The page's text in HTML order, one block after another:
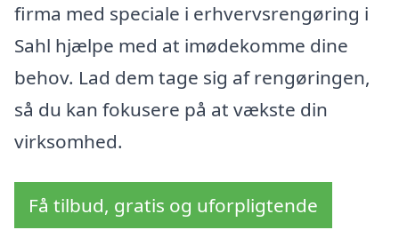
firma med speciale i erhvervsrengøring i
Sahl hjælpe med at imødekomme dine
behov. Lad dem tage sig af rengøringen,
så du kan fokusere på at vækste din
virksomhed.
Få tilbud, gratis og uforpligtende